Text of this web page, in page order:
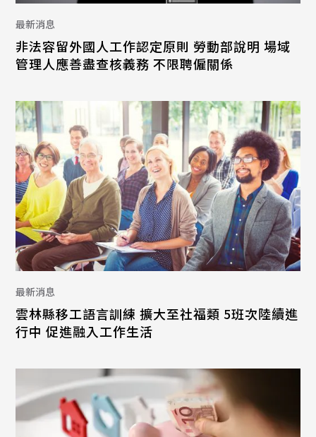
最新消息
非法容留外國人工作認定原則 勞動部說明 場域
管理人應善盡查核義務 不限聘僱關係
最新消息
雲林縣移工語言訓練 擴大至社福類 5班次陸續進
行中 促進融入工作生活